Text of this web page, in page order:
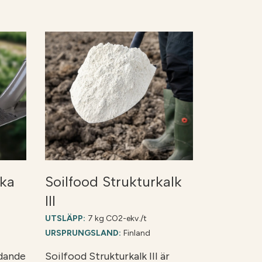
Soilfood Strukturkalk
III
UTSLÄPP: 7 kg CO2-ekv./t
URSPRUNGSLAND: Finland
Soilfood Strukturkalk III är